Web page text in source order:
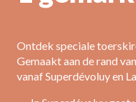
Ontdek speciale
Gemaakt aan de rand
vanaf Superdévoluy en